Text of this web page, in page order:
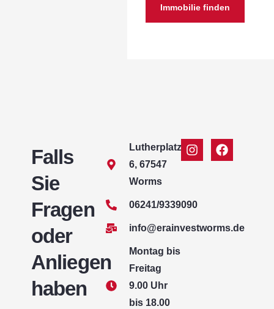
Immobilie finden
Falls
Sie
Fragen
oder
Anliegen
haben
Lutherplatz
6, 67547
Worms
06241/9339090
info@erainvestworms.de
Montag bis
Freitag
9.00 Uhr
bis 18.00